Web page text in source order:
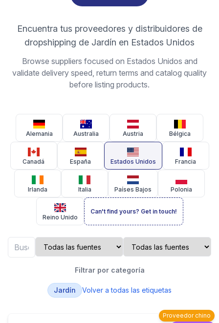
Encuentra tus proveedores y distribuidores de
dropshipping de Jardín en Estados Unidos
Browse suppliers focused on Estados Unidos and
validate delivery speed, return terms and catalog quality
before listing products.
Alemania Australia Austria Bélgica
Canadá España Estados Unidos Francia
Irlanda Italia Países Bajos Polonia
Reino Unido
Can't find yours? Get in touch!
Filtrar por categoría
Jardín Volver a todas las etiquetas
Proveedor chino